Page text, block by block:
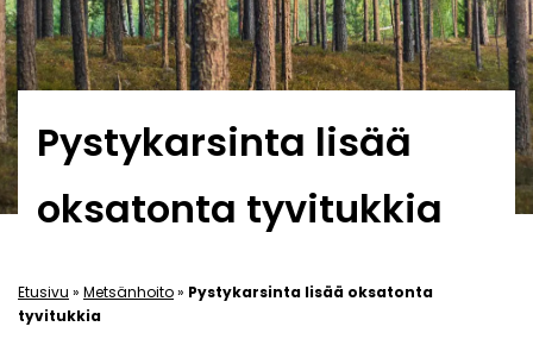
Pystykarsinta lisää
oksatonta tyvitukkia
Etusivu » Metsänhoito» Pystykarsinta lisää oksatonta
tyvitukkia